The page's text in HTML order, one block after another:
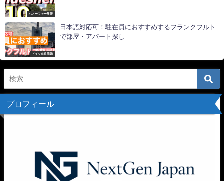
ハノーファー界隈
ドイツ在住準備
日本語対応可！駐在員におすすめするフランクフルト
で部屋・アパート探し
プロフィール